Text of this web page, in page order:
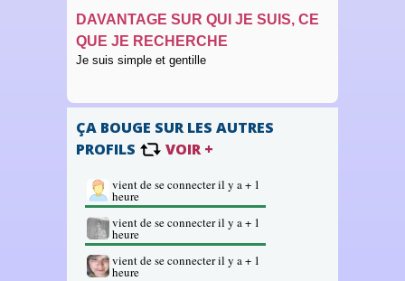
DAVANTAGE SUR QUI JE SUIS, CE
QUE JE RECHERCHE
Je suis simple et gentille
ÇA BOUGE SUR LES AUTRES
PROFILS
VOIR +
vient de se connecter il y a + 1
heure
vient de se connecter il y a + 1
heure
vient de se connecter il y a + 1
heure